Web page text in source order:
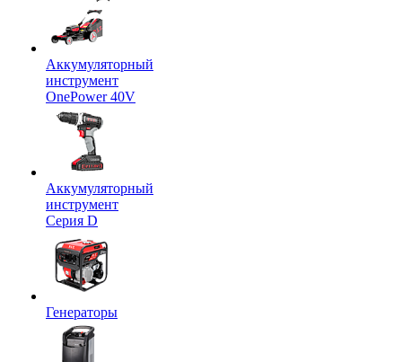
Аккумуляторный
инструмент
OnePower 40V
Аккумуляторный
инструмент
Серия D
Генераторы